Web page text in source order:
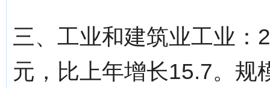
三、工业和建筑业工业
元，比上年增长15.7。规